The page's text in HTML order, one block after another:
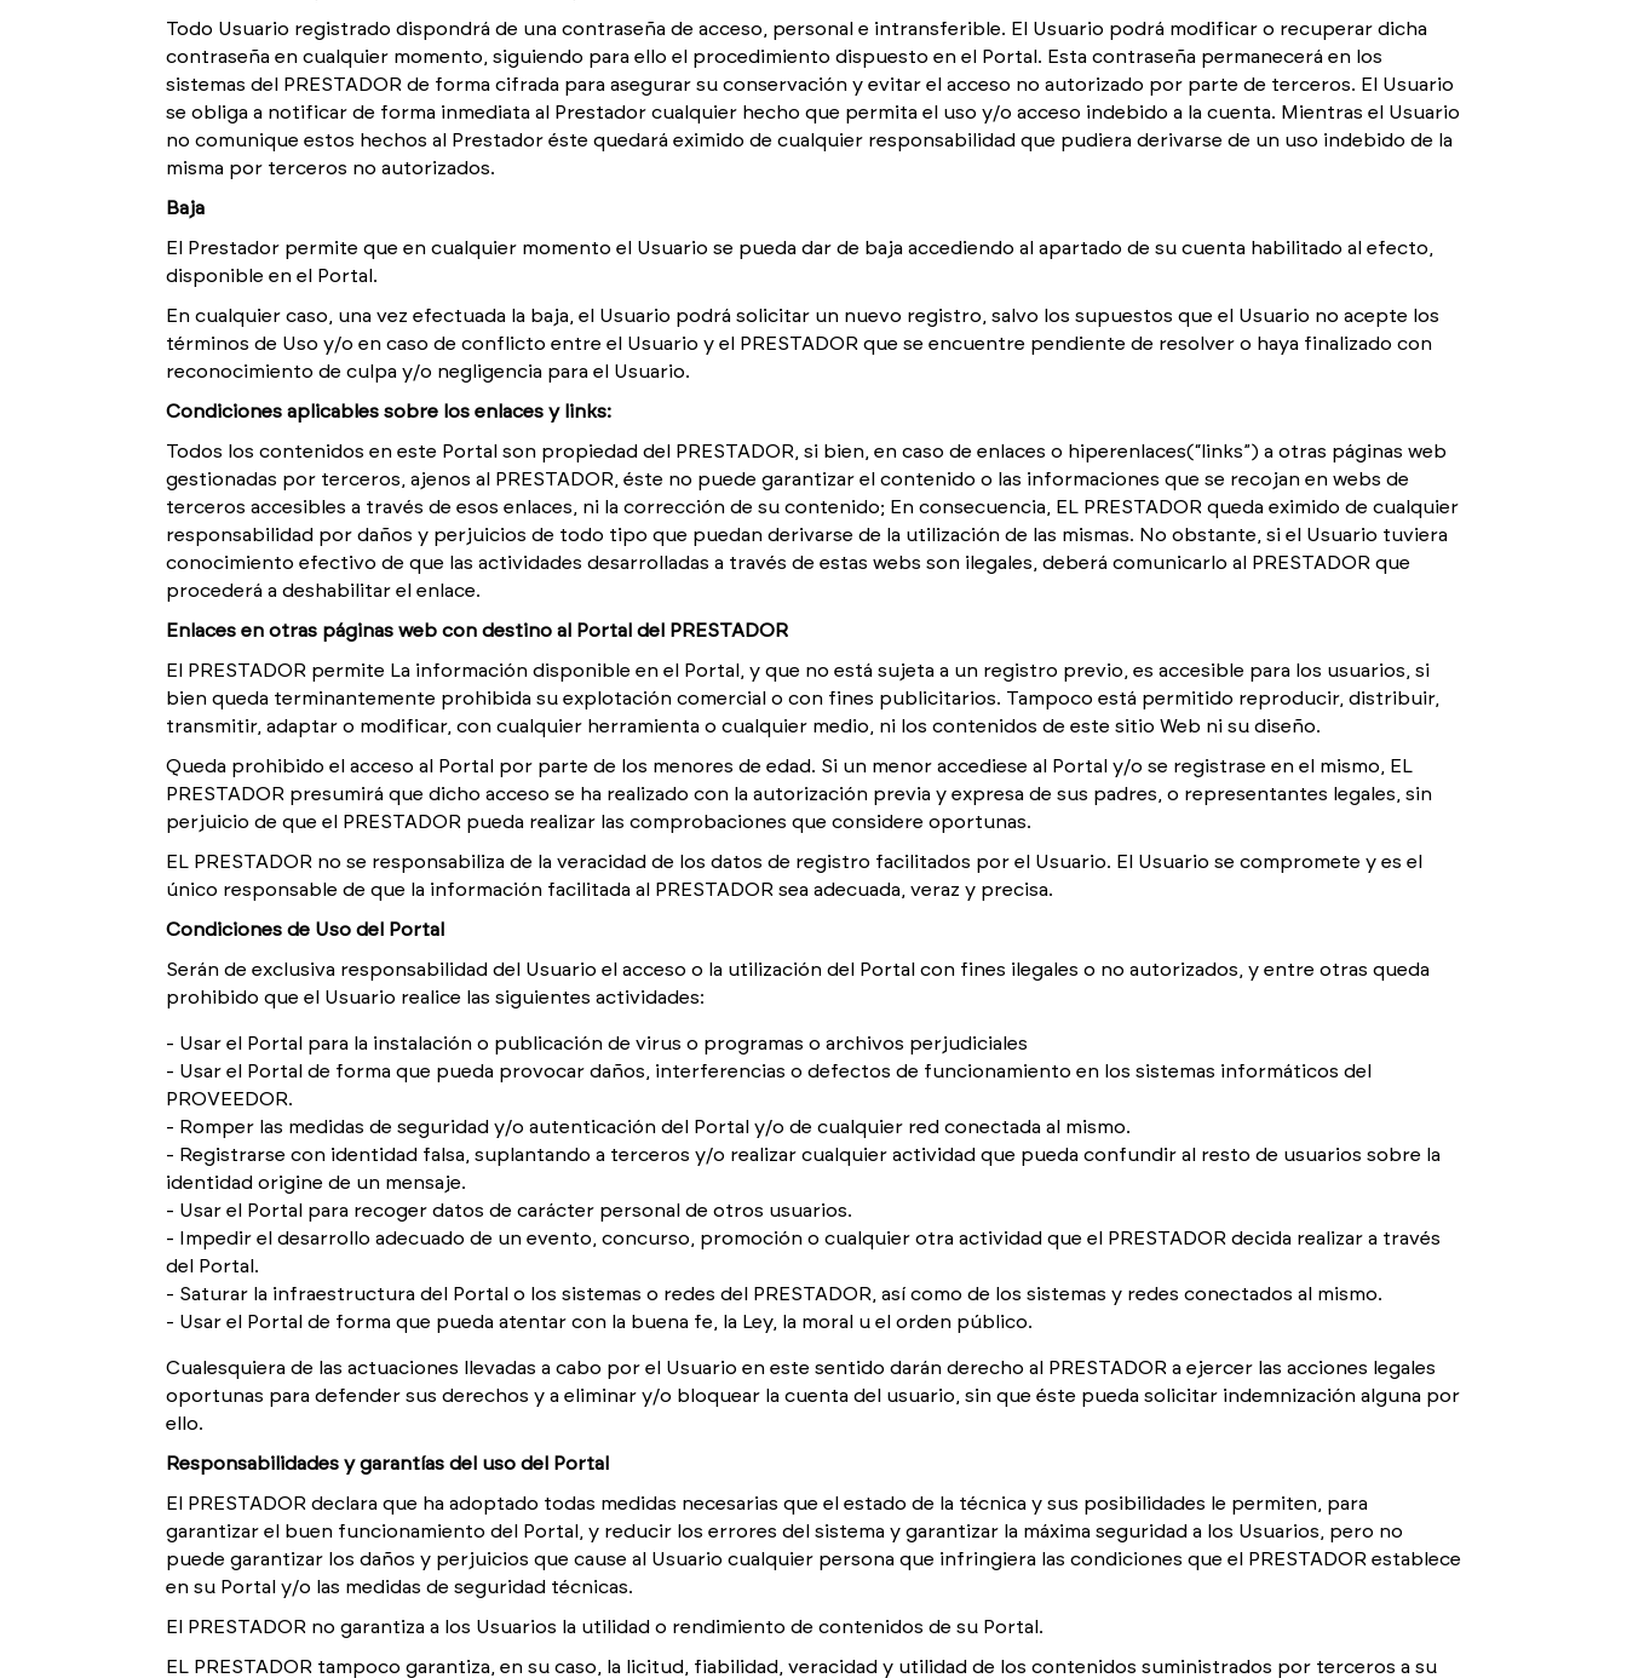
Todo Usuario registrado dispondrá de una contraseña de acceso, personal e intransferible. El Usuario podrá modificar o recuperar dicha
contraseña en cualquier momento, siguiendo para ello el procedimiento dispuesto en el Portal. Esta contraseña permanecerá en los
sistemas del PRESTADOR de forma cifrada para asegurar su conservación y evitar el acceso no autorizado por parte de terceros. El Usuario
se obliga a notificar de forma inmediata al Prestador cualquier hecho que permita el uso y/o acceso indebido a la cuenta. Mientras el Usuario
no comunique estos hechos al Prestador éste quedará eximido de cualquier responsabilidad que pudiera derivarse de un uso indebido de la
misma por terceros no autorizados.
Baja
El Prestador permite que en cualquier momento el Usuario se pueda dar de baja accediendo al apartado de su cuenta habilitado al efecto,
disponible en el Portal.
En cualquier caso, una vez efectuada la baja, el Usuario podrá solicitar un nuevo registro, salvo los supuestos que el Usuario no acepte los
términos de Uso y/o en caso de conflicto entre el Usuario y el PRESTADOR que se encuentre pendiente de resolver o haya finalizado con
reconocimiento de culpa y/o negligencia para el Usuario.
Condiciones aplicables sobre los enlaces y links:
Todos los contenidos en este Portal son propiedad del PRESTADOR, si bien, en caso de enlaces o hiperenlaces(“links”) a otras páginas web
gestionadas por terceros, ajenos al PRESTADOR, éste no puede garantizar el contenido o las informaciones que se recojan en webs de
terceros accesibles a través de esos enlaces, ni la corrección de su contenido; En consecuencia, EL PRESTADOR queda eximido de cualquier
responsabilidad por daños y perjuicios de todo tipo que puedan derivarse de la utilización de las mismas. No obstante, si el Usuario tuviera
conocimiento efectivo de que las actividades desarrolladas a través de estas webs son ilegales, deberá comunicarlo al PRESTADOR que
procederá a deshabilitar el enlace.
Enlaces en otras páginas web con destino al Portal del PRESTADOR
El PRESTADOR permite La información disponible en el Portal, y que no está sujeta a un registro previo, es accesible para los usuarios, si
bien queda terminantemente prohibida su explotación comercial o con fines publicitarios. Tampoco está permitido reproducir, distribuir,
transmitir, adaptar o modificar, con cualquier herramienta o cualquier medio, ni los contenidos de este sitio Web ni su diseño.
Queda prohibido el acceso al Portal por parte de los menores de edad. Si un menor accediese al Portal y/o se registrase en el mismo, EL
PRESTADOR presumirá que dicho acceso se ha realizado con la autorización previa y expresa de sus padres, o representantes legales, sin
perjuicio de que el PRESTADOR pueda realizar las comprobaciones que considere oportunas.
EL PRESTADOR no se responsabiliza de la veracidad de los datos de registro facilitados por el Usuario. El Usuario se compromete y es el
único responsable de que la información facilitada al PRESTADOR sea adecuada, veraz y precisa.
Condiciones de Uso del Portal
Serán de exclusiva responsabilidad del Usuario el acceso o la utilización del Portal con fines ilegales o no autorizados, y entre otras queda
prohibido que el Usuario realice las siguientes actividades:
Usar el Portal para la instalación o publicación de virus o programas o archivos perjudiciales
Usar el Portal de forma que pueda provocar daños, interferencias o defectos de funcionamiento en los sistemas informáticos del
PROVEEDOR.
Romper las medidas de seguridad y/o autenticación del Portal y/o de cualquier red conectada al mismo.
Registrarse con identidad falsa, suplantando a terceros y/o realizar cualquier actividad que pueda confundir al resto de usuarios sobre la
identidad origine de un mensaje.
Usar el Portal para recoger datos de carácter personal de otros usuarios.
Impedir el desarrollo adecuado de un evento, concurso, promoción o cualquier otra actividad que el PRESTADOR decida realizar a través
del Portal.
Saturar la infraestructura del Portal o los sistemas o redes del PRESTADOR, así como de los sistemas y redes conectados al mismo.
Usar el Portal de forma que pueda atentar con la buena fe, la Ley, la moral u el orden público.
Cualesquiera de las actuaciones llevadas a cabo por el Usuario en este sentido darán derecho al PRESTADOR a ejercer las acciones legales
oportunas para defender sus derechos y a eliminar y/o bloquear la cuenta del usuario, sin que éste pueda solicitar indemnización alguna por
ello.
Responsabilidades y garantías del uso del Portal
El PRESTADOR declara que ha adoptado todas medidas necesarias que el estado de la técnica y sus posibilidades le permiten, para
garantizar el buen funcionamiento del Portal, y reducir los errores del sistema y garantizar la máxima seguridad a los Usuarios, pero no
puede garantizar los daños y perjuicios que cause al Usuario cualquier persona que infringiera las condiciones que el PRESTADOR establece
en su Portal y/o las medidas de seguridad técnicas.
El PRESTADOR no garantiza a los Usuarios la utilidad o rendimiento de contenidos de su Portal.
EL PRESTADOR tampoco garantiza, en su caso, la licitud, fiabilidad, veracidad y utilidad de los contenidos suministrados por terceros a su